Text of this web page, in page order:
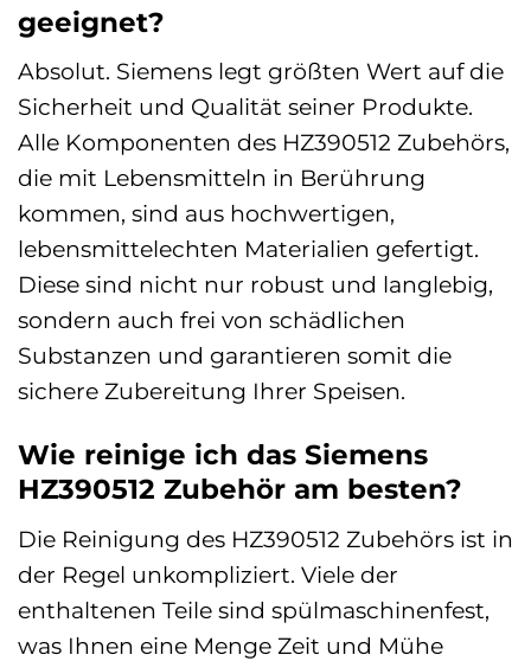
geeignet?
Absolut. Siemens legt größten Wert auf die
Sicherheit und Qualität seiner Produkte.
Alle Komponenten des HZ390512 Zubehörs,
die mit Lebensmitteln in Berührung
kommen, sind aus hochwertigen,
lebensmittelechten Materialien gefertigt.
Diese sind nicht nur robust und langlebig,
sondern auch frei von schädlichen
Substanzen und garantieren somit die
sichere Zubereitung Ihrer Speisen.
Wie reinige ich das Siemens
HZ390512 Zubehör am besten?
Die Reinigung des HZ390512 Zubehörs ist in
der Regel unkompliziert. Viele der
enthaltenen Teile sind spülmaschinenfest,
was Ihnen eine Menge Zeit und Mühe